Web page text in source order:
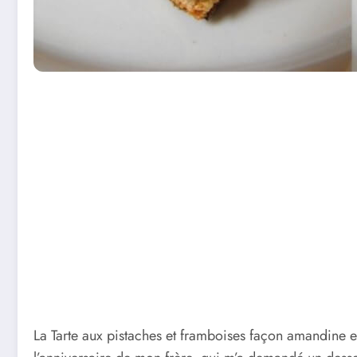
La Tarte aux pistaches et framboises façon amandine